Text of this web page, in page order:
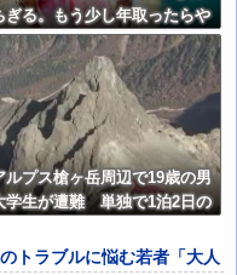
ぎる。もう少し年取ったらや
かな？ → うちは・・・
ルプス槍ヶ岳周辺で19歳の男
学生が遭難 単独で1泊2日の
降捜索予定
トラブルに悩む若者「大人